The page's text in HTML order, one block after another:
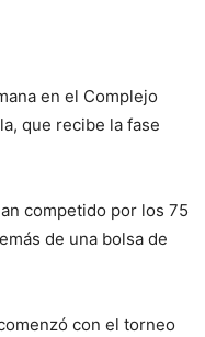
en el Complejo
que recibe la fase
competido por los 75
de una bolsa de
con el torneo